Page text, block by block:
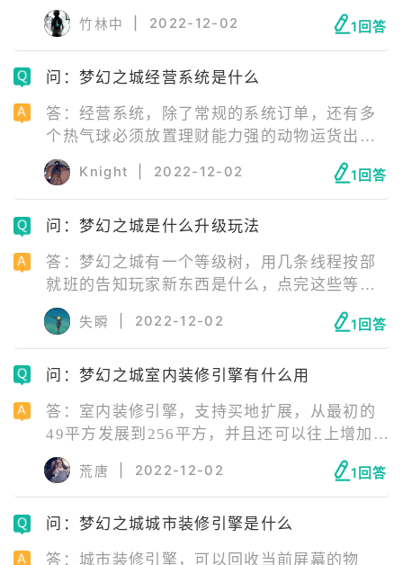
线、漂流瓶存储极限、扩建仓库、扩建交易平
台货架等等(各种扩建)。相当于玩家的核心技术
树。
竹林中 2022-12-02 1回答
问：梦幻之城经营系统是什么
答：经营系统，除了常规的系统订单，还有多
个热气球必须放置理财能力强的动物运货出去
交易，还有个特殊国宝熊猫喜欢去旅行，带回
来肯定是好东西，但是熊猫很懒，玩家会发现
一天时间大部分时间都是打盹、发呆、唱歌，
懒到不行了才会出去旅行，如果它高兴了还会
不要相信滚滚同学会打扫干净。
Knight 2022-12-02 1回答
问：梦幻之城是什么升级玩法
答：梦幻之城有一个等级树，用几条线程按部
就班的告知玩家新东西是什么，点完这些等级
树中的任务就可以升级，无需担心自己哪件事
没做，那件事没做好。这里每一个等级解锁的
新建筑都是随机的，每个人不一样，有的人喜
欢埃菲尔铁塔，2级就解锁了，有的人可能50级
选择，选一个喜欢的开始。
失瞬 2022-12-02 1回答
问：梦幻之城室内装修引擎有什么用
答：室内装修引擎，支持买地扩展，从最初的
49平方发展到256平方，并且还可以往上增加复
式的结构。室内凡是平面比如桌面、开放性的
柜子表面都可以摆上装饰。
荒唐 2022-12-02 1回答
问：梦幻之城城市装修引擎是什么
答：城市装修引擎，可以回收当前屏幕的物